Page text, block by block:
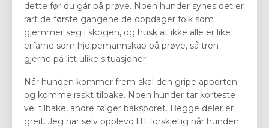
dette før du går på prøve. Noen hunder synes det er
rart de første gangene de oppdager folk som
gjemmer seg i skogen, og husk at ikke alle er like
erfarne som hjelpemannskap på prøve, så tren
gjerne på litt ulike situasjoner.
Når hunden kommer frem skal den gripe apporten
og komme raskt tilbake. Noen hunder tar korteste
vei tilbake, andre følger baksporet. Begge deler er
greit. Jeg har selv opplevd litt forskjellig når hunden